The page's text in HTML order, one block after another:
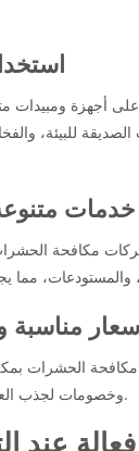
2.
أجهزة ومبيدات
للبيئة،
3. خدمات
مكافحة الحشرات
أسعار
الحشرات
وخصومات لجذب العملاء، مع ضمان جودة الخدمة.
عند